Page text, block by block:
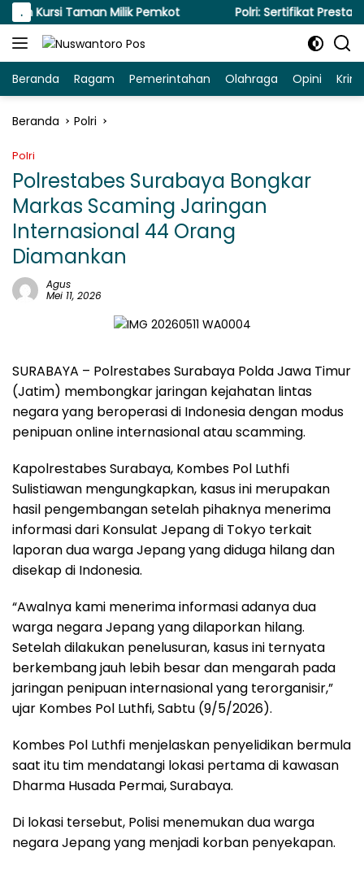
Langsung
ke
konten
. Taman Milik Pemkot Polri: Sertifikat Prestasi
Beranda Ragam Pemerintahan Olahraga Opini
Beranda Polri
Polri
Polrestabes Surabaya Bongkar
Markas Scaming Jaringan
Internasional 44 Orang
Diamankan
Agus
Mei 11, 2026
SURABAYA – Polrestabes Surabaya Polda Jawa Timur
(Jatim) membongkar jaringan kejahatan lintas
negara yang beroperasi di Indonesia dengan modus
penipuan online internasional atau scamming.
Kapolrestabes Surabaya, Kombes Pol Luthfi
Sulistiawan mengungkapkan, kasus ini merupakan
hasil pengembangan setelah pihaknya menerima
informasi dari Konsulat Jepang di Tokyo terkait
laporan dua warga Jepang yang diduga hilang dan
disekap di Indonesia.
“Awalnya kami menerima informasi adanya dua
warga negara Jepang yang dilaporkan hilang.
Setelah dilakukan penelusuran, kasus ini ternyata
berkembang jauh lebih besar dan mengarah pada
jaringan penipuan internasional yang terorganisir,”
ujar Kombes Pol Luthfi, Sabtu (9/5/2026).
Kombes Pol Luthfi menjelaskan penyelidikan bermula
saat itu tim mendatangi lokasi pertama di kawasan
Dharma Husada Permai, Surabaya.
Di lokasi tersebut, Polisi menemukan dua warga
negara Jepang yang menjadi korban penyekapan.